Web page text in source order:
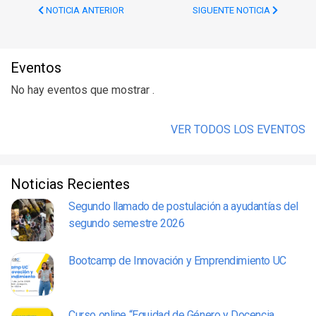
NOTICIA ANTERIOR SIGUENTE NOTICIA
Eventos
No hay eventos que mostrar .
VER TODOS LOS EVENTOS
Noticias Recientes
Segundo llamado de postulación a ayudantías del
segundo semestre 2026
Bootcamp de Innovación y Emprendimiento UC